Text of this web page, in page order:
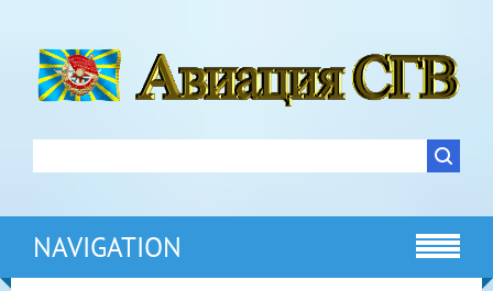
NAVIGATION